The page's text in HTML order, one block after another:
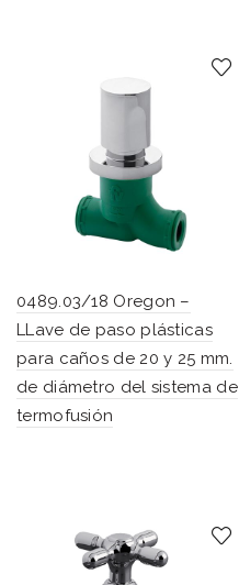
0489.03/18 Oregon –
LLave de paso plásticas
para caños de 20 y 25 mm.
de diámetro del sistema de
termofusión